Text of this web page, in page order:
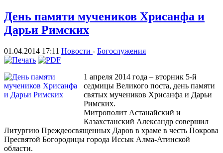
День памяти мучеников Хрисанфа и
Дарьи Римских
01.04.2014 17:11 Новости - Богослужения
1 апреля 2014 года – вторник 5-й
седмицы Великого поста, день памяти
святых мучеников Хрисанфа и Дарьи
Римских.
Митрополит Астанайский и
Казахстанский Александр совершил
Литургию Преждеосвященных Даров в храме в честь Покрова
Пресвятой Богородицы города Иссык Алма-Атинской
области.